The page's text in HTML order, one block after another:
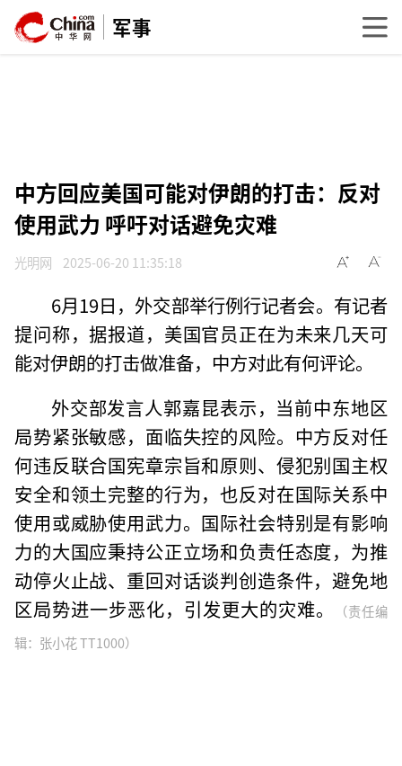
军事
中方回应美国可能对伊朗的打击：反对
使用武力 呼吁对话避免灾难
光明网 2025-06-20 11:35:18
6月19日，外交部举行例行记者会。有记者
提问称，据报道，美国官员正在为未来几天可
能对伊朗的打击做准备，中方对此有何评论。
外交部发言人郭嘉昆表示，当前中东地区
局势紧张敏感，面临失控的风险。中方反对任
何违反联合国宪章宗旨和原则、侵犯别国主权
安全和领土完整的行为，也反对在国际关系中
使用或威胁使用武力。国际社会特别是有影响
力的大国应秉持公正立场和负责任态度，为推
动停火止战、重回对话谈判创造条件，避免地
区局势进一步恶化，引发更大的灾难。
（责任编
辑：张小花 TT1000）